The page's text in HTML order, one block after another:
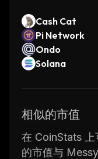
Cash Cat
Pi Network
Ondo
Solana
相似的市值
在 CoinStats
的市值与